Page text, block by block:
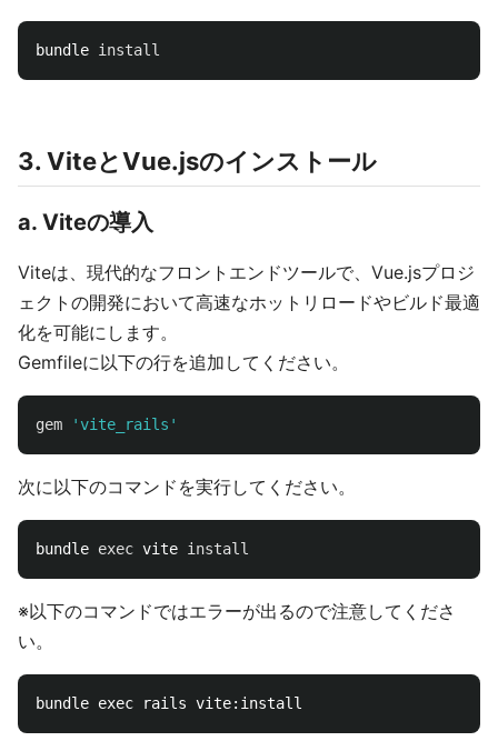
bundle install
3. ViteとVue.jsのインストール
a. Viteの導入
Viteは、現代的なフロントエンドツールで、Vue.jsプロジ
ェクトの開発において高速なホットリロードやビルド最適
化を可能にします。
Gemfileに以下の行を追加してください。
gem 'vite_rails'
次に以下のコマンドを実行してください。
bundle exec vite install
※以下のコマンドではエラーが出るので注意してくださ
い。